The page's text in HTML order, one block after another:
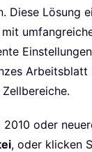
Diese Lösung
Arbeitsblatt
2010 oder
, oder klicken